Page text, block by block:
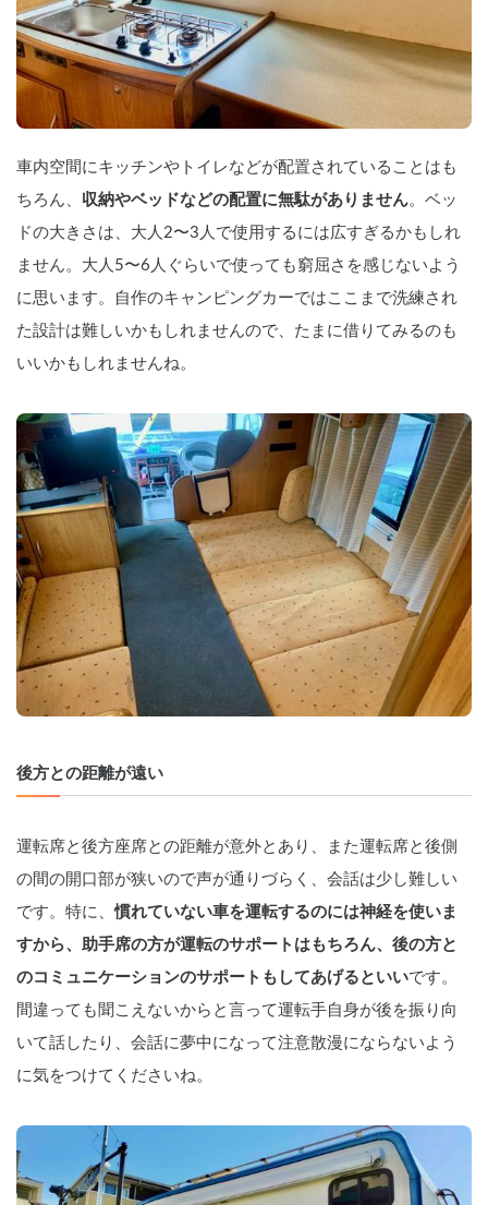
車内空間にキッチンやトイレなどが配置されていることはも
ちろん、 収納やベッドなどの配置に無駄がありません。ベッ
ドの大きさは、大人2〜3人で使用するには広すぎるかもしれ
ません。大人5〜6人ぐらいで使っても窮屈さを感じないよう
に思います。自作のキャンピングカーではここまで洗練され
た設計は難しいかもしれませんので、たまに借りてみるのも
いいかもしれませんね。
後方との距離が遠い
運転席と後方座席との距離が意外とあり、また運転席と後側
の間の開口部が狭いので声が通りづらく、会話は少し難しい
です。特に、慣れていない車を運転するのには神経を使いま
すから、助手席の方が運転のサポートはもちろん、後の方と
のコミュニケーションのサポートもしてあげるといいです。
間違っても聞こえないからと言って運転手自身が後を振り向
いて話したり、会話に夢中になって注意散漫にならないよう
に気をつけてくださいね。